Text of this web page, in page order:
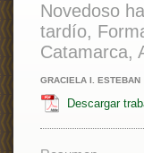
Novedoso
tardío,
Catamarca,
GRACIELA I. ESTEBAN
Descargar